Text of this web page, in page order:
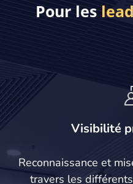
Pour les
Visibilité
Reconnaissance et
travers les